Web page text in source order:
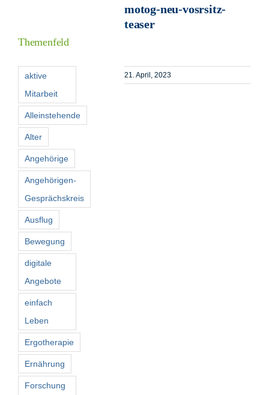
Kontakt
Suche
nach:
motog-neu-vosrsitz-
teaser
21. April, 2023
Themenfeld
aktive
Mitarbeit
Alleinstehende
Alter
Angehörige
Angehörigen-
Gesprächskreis
Ausflug
Bewegung
digitale
Angebote
einfach
Leben
Ergotherapie
Ernährung
Forschung